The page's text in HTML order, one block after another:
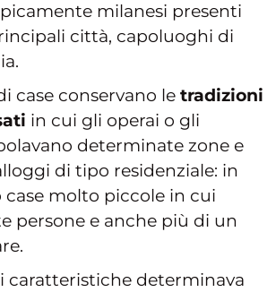
milanesi presenti
città, capoluoghi di
case conservano le tradizioni
in cui gli operai o gli
determinate zone e
di tipo residenziale: in
case molto piccole in cui
persone e anche più di un
caratteristiche determinava